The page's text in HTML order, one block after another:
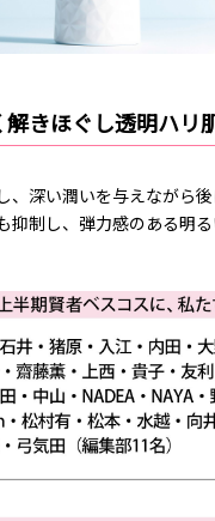
きほぐし透明ハリ
、深い潤いを与えながら
抑制し、弾力感のある明る